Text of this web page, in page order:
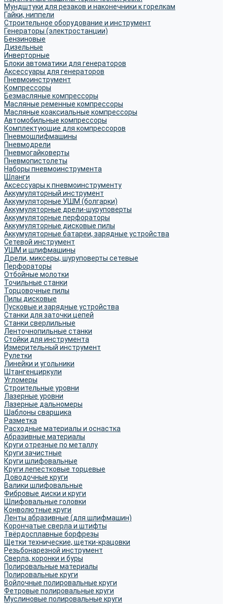
Мундштуки для резаков и наконечники к горелкам
Гайки, ниппели
Строительное оборудование и инструмент
Генераторы (электростанции)
Бензиновые
Дизельные
Инверторные
Блоки автоматики для генераторов
Аксессуары для генераторов
Пневмоинструмент
Компрессоры
Безмасляные компрессоры
Масляные ременные компрессоры
Масляные коаксиальные компрессоры
Автомобильные компрессоры
Комплектующие для компрессоров
Пневмошлифмашины
Пневмодрели
Пневмогайковерты
Пневмопистолеты
Наборы пневмоинструмента
Шланги
Аксессуары к пневмоинструменту
Аккумуляторный инструмент
Аккумуляторные УШМ (болгарки)
Аккумуляторные дрели-шуруповерты
Аккумуляторные перфораторы
Аккумуляторные дисковые пилы
Аккумуляторные батареи, зарядные устройства
Сетевой инструмент
УШМ и шлифмашины
Дрели, миксеры, шуруповерты сетевые
Перфораторы
Отбойные молотки
Точильные станки
Торцовочные пилы
Пилы дисковые
Пусковые и зарядные устройства
Станки для заточки цепей
Станки сверлильные
Ленточнопильные станки
Стойки для инструмента
Измерительный инструмент
Рулетки
Линейки и угольники
Штангенциркули
Угломеры
Строительные уровни
Лазерные уровни
Лазерные дальномеры
Шаблоны сварщика
Разметка
Расходные материалы и оснастка
Абразивные материалы
Круги отрезные по металлу
Круги зачистные
Круги шлифовальные
Круги лепестковые торцевые
Доводочные круги
Валики шлифовальные
Фибровые диски и круги
Шлифовальные головки
Конволютные круги
Ленты абразивные (для шлифмашин)
Корончатые сверла и штифты
Твёрдосплавные борфрезы
Щетки технические, щетки-крацовки
Резьбонарезной инструмент
Сверла, коронки и буры
Полировальные материалы
Полировальные круги
Войлочные полировальные круги
Фетровые полировальные круги
Муслиновые полировальные круги